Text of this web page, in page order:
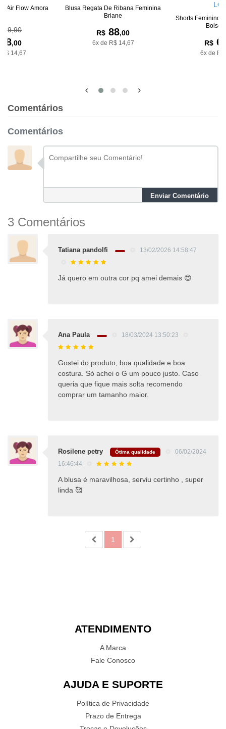
Air Flow Amora
,00
14,67
Blusa Regata De Ribana Feminina
Briane
R$ 88,00
6x de R$ 14,67
Shorts Feminino
R$
6x de
Comentários
Comentários
Enviar Comentário
3 Comentários
Tatiana pandolfi 13/02/2026 14:58:47
Já quero em outra cor pq amei demais 😍
Ana Paula 18/03/2024 13:50:23
Gostei do produto, boa qualidade e boa
costura. Só achei o G um pouco justo. Caso
queria que fique mais solta recomendo
comprar um tamanho maior.
Rosilene petry Ótima qualidade
06/02/2024
16:46:44
A blusa é maravilhosa, serviu certinho , super
linda 🥰
1
ATENDIMENTO
A Marca
Fale Conosco
AJUDA E SUPORTE
Política de Privacidade
Prazo de Entrega